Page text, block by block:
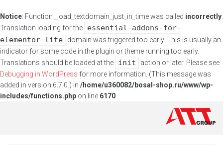
Notice: Function _load_textdomain_just_in_time was called incorrectly
Translation loading for the
essential-addons-for-
elementor-lite
domain was triggered too early. This is usually an
indicator for some code in the plugin or theme running too early.
Translations should be loaded at the
init
action or later. Please see
Debugging in WordPress for more information. (This message was
added in version 6.7.0.) in /home/u360082/bosal-shop.ru/www/wp-
includes/functions.php on line 6170